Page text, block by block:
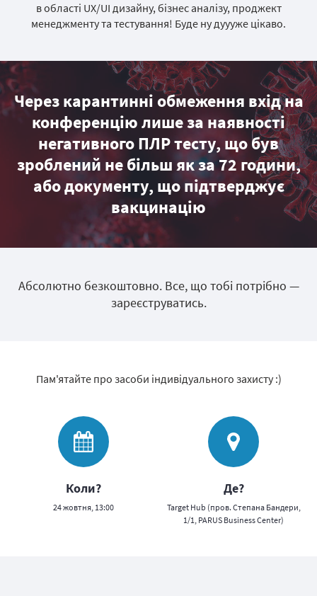
в області UX/UI дизайну, бізнес аналізу, проджект
менеджменту та тестування! Буде ну дуууже цікаво.
Через карантинні обмеження вхід на
конференцію лише за наявності
негативного ПЛР тесту, що був
зроблений не більш як за 72 години,
або документу, що підтверджує
вакцинацію
Абсолютно безкоштовно. Все, що тобі потрібно —
зареєструватись.
Пам'ятайте про засоби індивідуального захисту :)
Коли?
24 жовтня, 13:00
Де?
Target Hub (пров. Степана Бандери,
1/1, PARUS Business Center)